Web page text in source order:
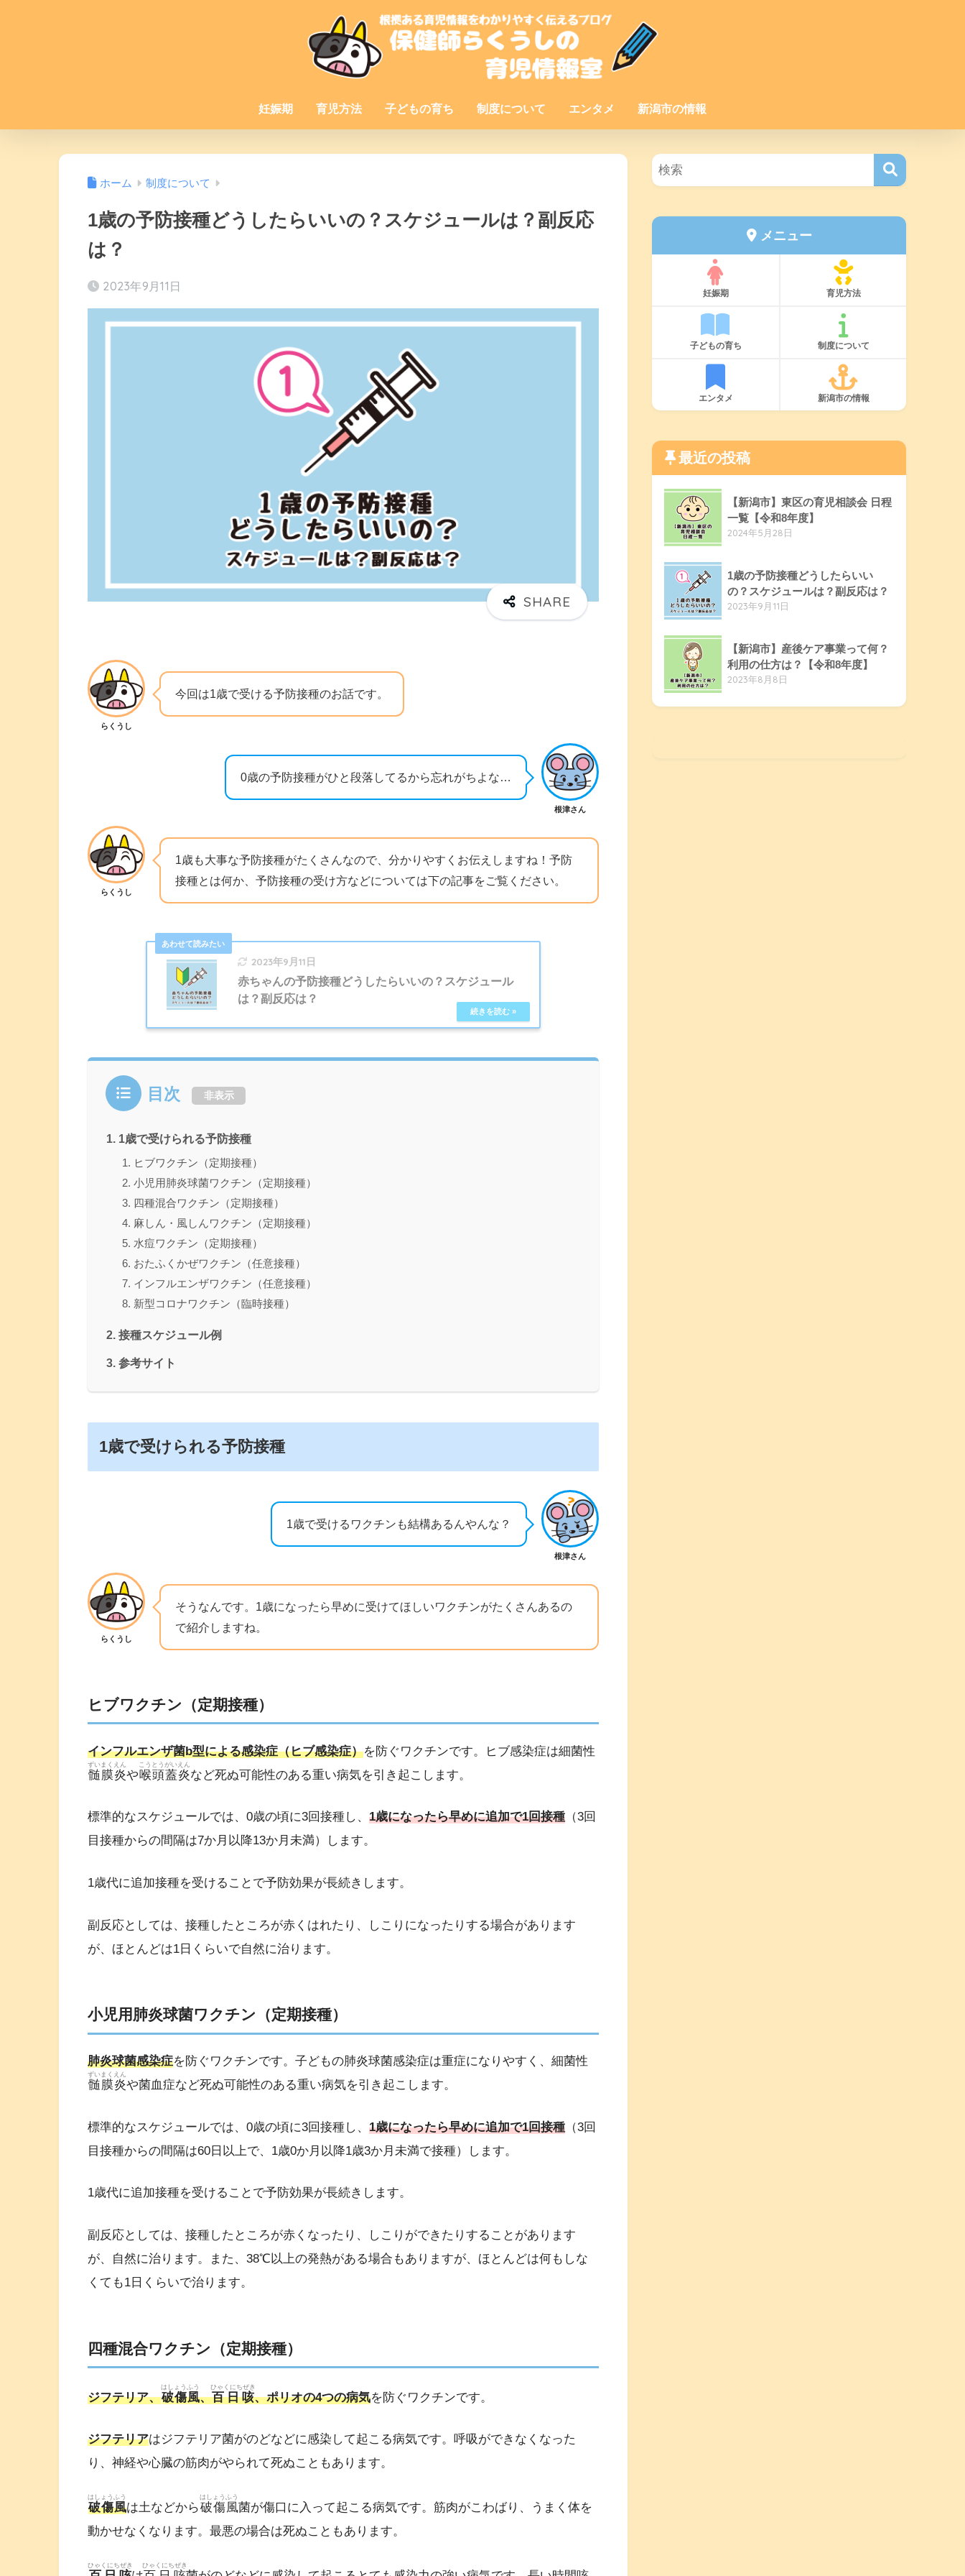
妊娠期 育児方法 子どもの育ち 制度について エンタメ 新潟市の情報
ホーム 制度について
1歳の予防接種どうしたらいいの？スケジュールは？副反応
は？
2023年9月11日
らくうし
今回は1歳で受ける予防接種のお話です。
根津さん
0歳の予防接種がひと段落してるから忘れがちよな…
らくうし
1歳も大事な予防接種がたくさんなので、分かりやすくお伝えしますね！予防
接種とは何か、予防接種の受け方などについては下の記事をご覧ください。
2023年9月11日
赤ちゃんの予防接種どうしたらいいの？スケジュール
は？副反応は？
目次 非表示
1歳で受けられる予防接種
ヒブワクチン（定期接種）
小児用肺炎球菌ワクチン（定期接種）
四種混合ワクチン（定期接種）
麻しん・風しんワクチン（定期接種）
水痘ワクチン（定期接種）
おたふくかぜワクチン（任意接種）
インフルエンザワクチン（任意接種）
新型コロナワクチン（臨時接種）
接種スケジュール例
参考サイト
1歳で受けられる予防接種
根津さん
1歳で受けるワクチンも結構あるんやんな？
らくうし
そうなんです。1歳になったら早めに受けてほしいワクチンがたくさんあるの
で紹介しますね。
ヒブワクチン（定期接種）
インフルエンザ菌b型による感染症（ヒブ感染症）を防ぐワクチンです。ヒブ感染症は細菌性
髄膜炎
ずいまくえん
や喉頭蓋炎
こうとうがいえん
など死ぬ可能性のある重い病気を引き起こします。
標準的なスケジュールでは、0歳の頃に3回接種し、 1歳になったら早めに追加で1回接種 （3回
目接種からの間隔は7か月以降13か月未満）します。
1歳代に追加接種を受けることで予防効果が長続きします。
副反応としては、接種したところが赤くはれたり、しこりになったりする場合があります
が、ほとんどは1日くらいで自然に治ります。
小児用肺炎球菌ワクチン（定期接種）
肺炎球菌感染症を防ぐワクチンです。子どもの肺炎球菌感染症は重症になりやすく、細菌性
髄膜炎
ずいまくえん
や菌血症など死ぬ可能性のある重い病気を引き起こします。
標準的なスケジュールでは、0歳の頃に3回接種し、 1歳になったら早めに追加で1回接種 （3回
目接種からの間隔は60日以上で、1歳0か月以降1歳3か月未満で接種）します。
1歳代に追加接種を受けることで予防効果が長続きします。
副反応としては、接種したところが赤くなったり、しこりができたりすることがあります
が、自然に治ります。また、38℃以上の発熱がある場合もありますが、ほとんどは何もしな
くても1日くらいで治ります。
四種混合ワクチン（定期接種）
ジフテリア、破傷風
はしょうふう
、百日咳
ひゃくにちぜき
、ポリオの4つの病気を防ぐワクチンです。
ジフテリアはジフテリア菌がのどなどに感染して起こる病気です。呼吸ができなくなった
り、神経や心臓の筋肉がやられて死ぬこともあります。
破傷風
はしょうふう
は土などから破傷風
はしょうふう
菌が傷口に入って起こる病気です。筋肉がこわばり、うまく体を
動かせなくなります。最悪の場合は死ぬこともあります。
ひゃくにちぜき ひゃくにちぜき
メニュー
妊娠期 育児方法
子どもの育ち 制度について
エンタメ 新潟市の情報
最近の投稿
【新潟市】東区の育児相談会 日程
一覧【令和8年度】
2024年5月28日
1歳の予防接種どうしたらいい
の？スケジュールは？副反応は？
2023年9月11日
【新潟市】産後ケア事業って何？
利用の仕方は？【令和8年度】
2023年8月8日